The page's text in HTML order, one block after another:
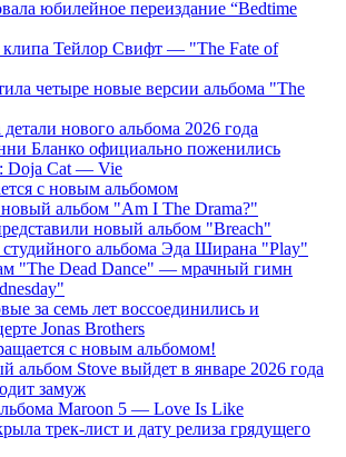
юбилейное переиздание “Bedtime
клипа Тейлор Свифт — "The Fate of
четыре новые версии альбома "The
нового альбома 2026 года
Бланко официально поженились
Doja Cat — Vie
с новым альбомом
альбом "Am I The Drama?"
новый альбом "Breach"
альбома Эда Ширана "Play"
"The Dead Dance" — мрачный гимн
за семь лет воссоединились и
Jonas Brothers
с новым альбомом!
альбом Stove выйдет в январе 2026 года
замуж
Maroon 5 — Love Is Like
трек-лист и дату релиза грядущего